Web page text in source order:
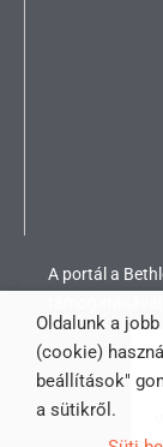
A portál a
Oldalunk a
(cookie)
beállítások"
a sütikről.